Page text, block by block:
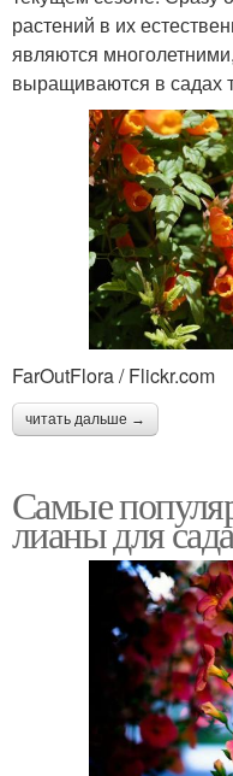
растений в их
являются
выращиваются в садах
FarOutFlora / Flickr.com
читать дальше →
Самые
лианы для